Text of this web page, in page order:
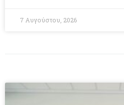
7 Αυγούστου, 2026